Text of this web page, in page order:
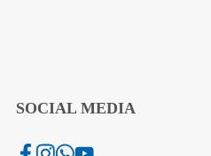
SOCIAL MEDIA